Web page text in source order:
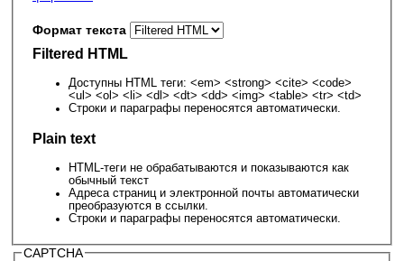
Формат текста
Filtered HTML
Доступны HTML теги: <em> <strong> <cite> <code>
<ul> <ol> <li> <dl> <dt> <dd> <img> <table> <tr> <td>
Строки и параграфы переносятся автоматически.
Plain text
HTML-теги не обрабатываются и показываются как
обычный текст
Адреса страниц и электронной почты автоматически
преобразуются в ссылки.
Строки и параграфы переносятся автоматически.
CAPTCHA